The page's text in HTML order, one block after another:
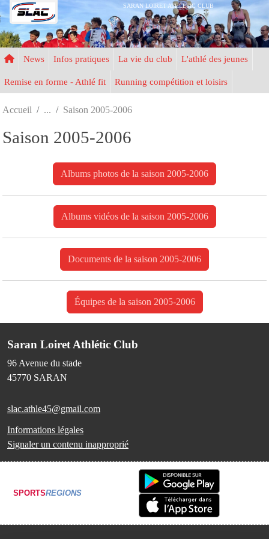
SARAN LOIRET ATHLETIC CLUB
News Infos pratiques La vie du club L'athlé des jeunes
Remise en forme - Athlé fit Running compétition et loisirs
Accueil Saison 2005-2006
Saison 2005-2006
Albums photos de la saison 2005-2006
Albums vidéos de la saison 2005-2006
Documents de la saison 2005-2006
Équipes de la saison 2005-2006
Saran Loiret Athlétic Club
96 Avenue du stade
45770 SARAN
slac.athle45@gmail.com
Informations légales
Signaler un contenu inapproprié
SPORTSREGIONS
Panneau de gestion des cookies